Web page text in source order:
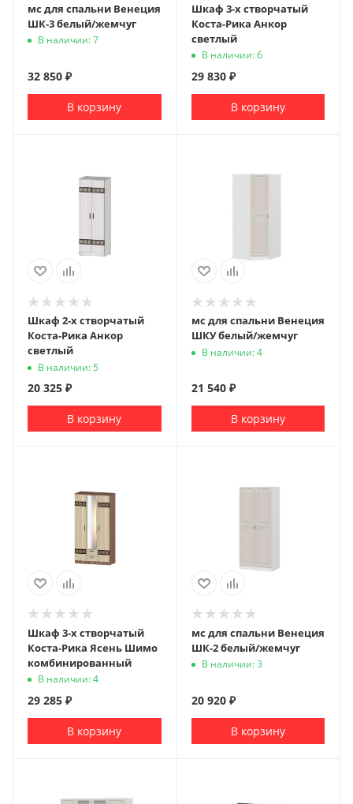
мс для спальни Венеция
ШК-3 белый/жемчуг
В наличии: 7
32 850 ₽
В корзину
Шкаф 3-х створчатый
Коста-Рика Анкор
светлый
В наличии: 6
29 830₽
В корзину
Шкаф 2-х створчатый
Коста-Рика Анкор
светлый
В наличии: 5
20 325 ₽
В корзину
мс для спальни Венеция
ШКУ белый/жемчуг
В наличии: 4
21 540₽
В корзину
Шкаф 3-х створчатый
Коста-Рика Ясень Шимо
комбинированный
В наличии: 4
29 285 ₽
В корзину
мс для спальни Венеция
ШК-2 белый/жемчуг
В наличии: 3
20 920₽
В корзину